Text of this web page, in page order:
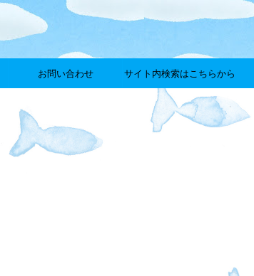
お問い合わせ サイト内検索はこちらから